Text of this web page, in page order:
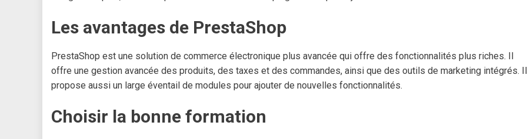
Les avantages de PrestaShop
PrestaShop est une solution de commerce électronique plus avancée qui offre des fonctionnalités plus riches. Il
offre une gestion avancée des produits, des taxes et des commandes, ainsi que des outils de marketing intégrés. Il
propose aussi un large éventail de modules pour ajouter de nouvelles fonctionnalités.
Choisir la bonne formation